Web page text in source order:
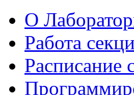
О
Работа
Расписание